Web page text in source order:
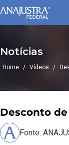
Notícias
Home / Vídeos /
Desconto
Fonte: